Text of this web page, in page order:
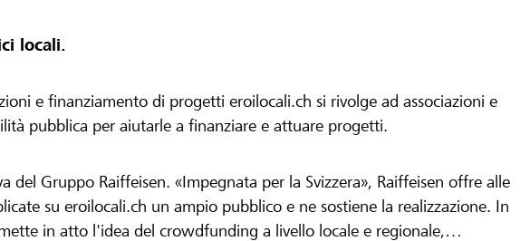
locali.
e finanziamento di progetti eroilocali.ch si rivolge ad associazioni e
pubblica per aiutarle a finanziare e attuare progetti.
del Gruppo Raiffeisen. «Impegnata per la Svizzera», Raiffeisen offre alle
su eroilocali.ch un ampio pubblico e ne sostiene la realizzazione. In
in atto l'idea del crowdfunding a livello locale e regionale,